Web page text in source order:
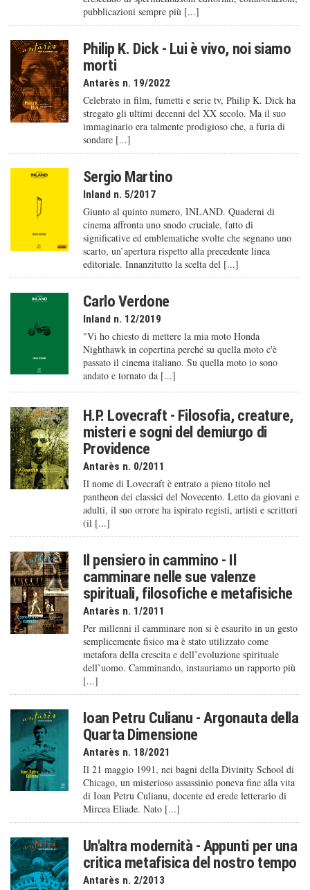
pubblicazioni sempre più [...]
Philip K. Dick - Lui è vivo, noi siamo
morti
Antarès n. 19/2022
Celebrato in film, fumetti e serie tv, Philip K. Dick ha
stregato gli ultimi decenni del XX secolo. Ma il suo
immaginario era talmente prodigioso che, a furia di
sondare [...]
Sergio Martino
Inland n. 5/2017
Giunto al quinto numero, INLAND. Quaderni di
cinema affronta uno snodo cruciale, fatto di
significative ed emblematiche svolte che segnano uno
scarto, un’apertura rispetto alla precedente linea
editoriale. Innanzitutto la scelta del [...]
Carlo Verdone
Inland n. 12/2019
"Vi ho chiesto di mettere la mia moto Honda
Nighthawk in copertina perché su quella moto c'è
passato il cinema italiano. Su quella moto io sono
andato e tornato da [...]
H.P. Lovecraft - Filosofia, creature,
misteri e sogni del demiurgo di
Providence
Antarès n. 0/2011
Il nome di Lovecraft è entrato a pieno titolo nel
pantheon dei classici del Novecento. Letto da giovani e
adulti, il suo orrore ha ispirato registi, artisti e scrittori
(il [...]
Il pensiero in cammino - Il
camminare nelle sue valenze
spirituali, filosofiche e metafisiche
Antarès n. 1/2011
Per millenni il camminare non si è esaurito in un gesto
semplicemente fisico ma è stato utilizzato come
metafora della crescita e dell’evoluzione spirituale
dell’uomo. Camminando, instauriamo un rapporto più
[...]
Ioan Petru Culianu - Argonauta della
Quarta Dimensione
Antarès n. 18/2021
Il 21 maggio 1991, nei bagni della Divinity School di
Chicago, un misterioso assassinio poneva fine alla vita
di Ioan Petru Culianu, docente ed erede letterario di
Mircea Eliade. Nato [...]
Un'altra modernità - Appunti per una
critica metafisica del nostro tempo
Antarès n. 2/2013